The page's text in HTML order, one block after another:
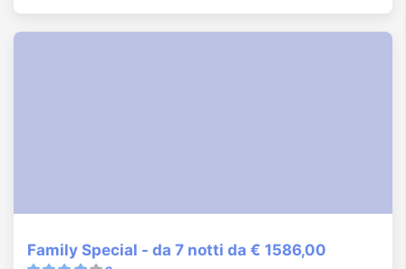
Family Special - da 7 notti da € 1586,00